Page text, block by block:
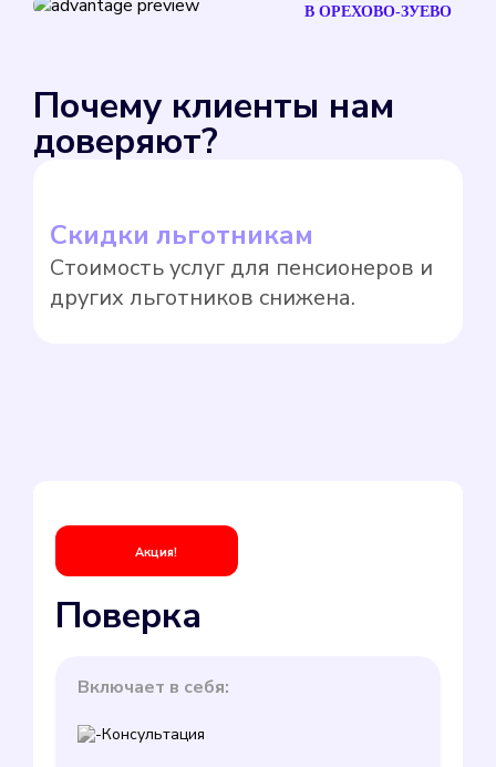
В ОРЕХОВО-ЗУЕВО
Почему клиенты нам
доверяют?
Скидки льготникам
Стоимость услуг для пенсионеров и
других льготников снижена.
Акция!
Поверка
Включает в себя:
Консультация